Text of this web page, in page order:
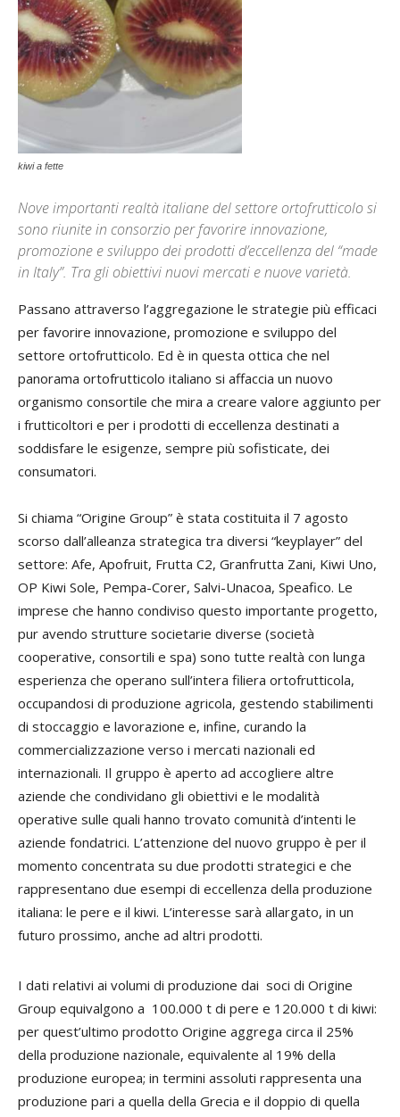
kiwi a fette
Nove importanti realtà italiane del settore ortofrutticolo si
sono riunite in consorzio per favorire innovazione,
promozione e sviluppo dei prodotti d’eccellenza del “made
in Italy”. Tra gli obiettivi nuovi mercati e nuove varietà.
Passano attraverso l’aggregazione le strategie più efficaci
per favorire innovazione, promozione e sviluppo del
settore ortofrutticolo. Ed è in questa ottica che nel
panorama ortofrutticolo italiano si affaccia un nuovo
organismo consortile che mira a creare valore aggiunto per
i frutticoltori e per i prodotti di eccellenza destinati a
soddisfare le esigenze, sempre più sofisticate, dei
consumatori.
Si chiama “Origine Group” è stata costituita il 7 agosto
scorso dall’alleanza strategica tra diversi “keyplayer” del
settore: Afe, Apofruit, Frutta C2, Granfrutta Zani, Kiwi Uno,
OP Kiwi Sole, Pempa-Corer, Salvi-Unacoa, Speafico. Le
imprese che hanno condiviso questo importante progetto,
pur avendo strutture societarie diverse (società
cooperative, consortili e spa) sono tutte realtà con lunga
esperienza che operano sull’intera filiera ortofrutticola,
occupandosi di produzione agricola, gestendo stabilimenti
di stoccaggio e lavorazione e, infine, curando la
commercializzazione verso i mercati nazionali ed
internazionali. Il gruppo è aperto ad accogliere altre
aziende che condividano gli obiettivi e le modalità
operative sulle quali hanno trovato comunità d’intenti le
aziende fondatrici. L’attenzione del nuovo gruppo è per il
momento concentrata su due prodotti strategici e che
rappresentano due esempi di eccellenza della produzione
italiana: le pere e il kiwi. L’interesse sarà allargato, in un
futuro prossimo, anche ad altri prodotti.
I dati relativi ai volumi di produzione dai soci di Origine
Group equivalgono a 100.000 t di pere e 120.000 t di kiwi:
per quest’ultimo prodotto Origine aggrega circa il 25%
della produzione nazionale, equivalente al 19% della
produzione europea; in termini assoluti rappresenta una
produzione pari a quella della Grecia e il doppio di quella